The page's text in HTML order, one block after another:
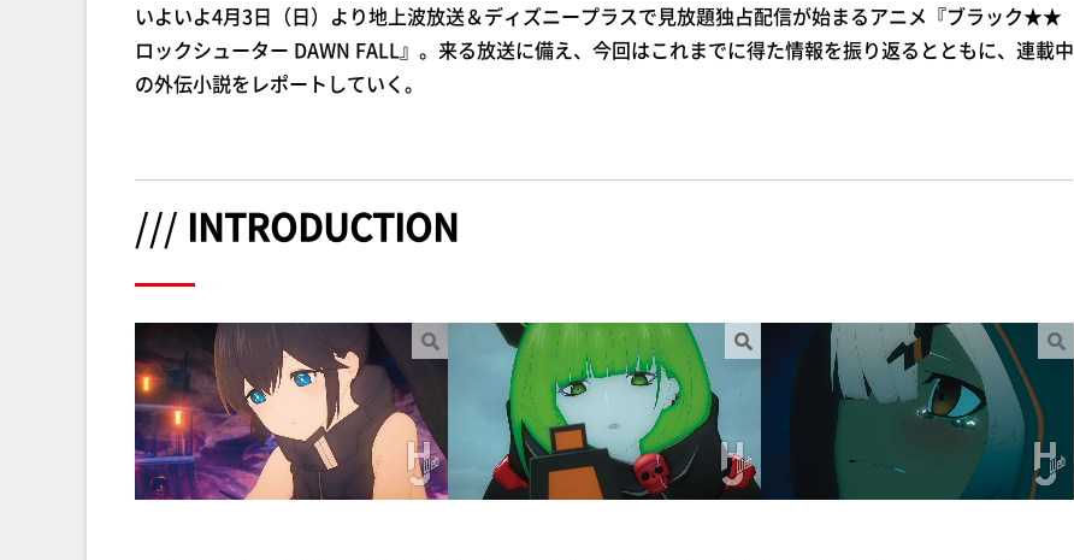
いよいよ4月3日（日）より地上波放送＆ディズニープラスで見放題独占配信が始まるアニメ『ブラック★★
ロックシューター DAWN FALL』。来る放送に備え、今回はこれまでに得た情報を振り返るとともに、連載中
の外伝小説をレポートしていく。
/// INTRODUCTION